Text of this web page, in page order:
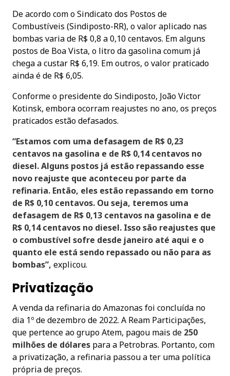
De acordo com o Sindicato dos Postos de
Combustíveis (Sindiposto-RR), o valor aplicado nas
bombas varia de R$ 0,8 a 0,10 centavos. Em alguns
postos de Boa Vista, o litro da gasolina comum já
chega a custar R$ 6,19. Em outros, o valor praticado
ainda é de R$ 6,05.
Conforme o presidente do Sindiposto, João Victor
Kotinsk, embora ocorram reajustes no ano, os preços
praticados estão defasados.
“Estamos com uma defasagem de R$ 0,23
centavos na gasolina e de R$ 0,14 centavos no
diesel. Alguns postos já estão repassando esse
novo reajuste que aconteceu por parte da
refinaria. Então, eles estão repassando em torno
de R$ 0,10 centavos. Ou seja, teremos uma
defasagem de R$ 0,13 centavos na gasolina e de
R$ 0,14 centavos no diesel. Isso são reajustes que
o combustível sofre desde janeiro até aqui e o
quanto ele está sendo repassado ou não para as
bombas”, explicou.
Privatização
A venda da refinaria do Amazonas foi concluída no
dia 1º de dezembro de 2022. A Ream Participações,
que pertence ao grupo Atem, pagou mais de 250
milhões de dólares para a Petrobras. Portanto, com
a privatização, a refinaria passou a ter uma política
própria de preços.